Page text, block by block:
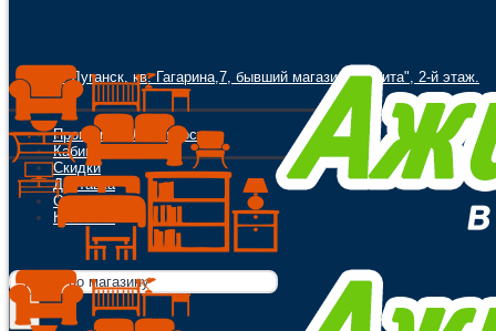
г. Луганск, кв. Гагарина,7, бывший магазин "Орбита", 2-й этаж.
Программа Лояльности
Кабинет
Скидки
Доставка
Оплата
Контакты